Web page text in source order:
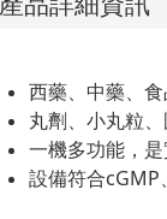
西藥、中藥、
丸劑、小丸粒
一機多功能，是
設備符合cGMP